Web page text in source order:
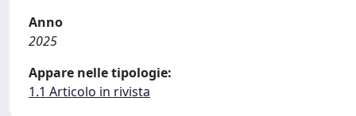
Anno
2025
Appare nelle tipologie:
1.1 Articolo in rivista